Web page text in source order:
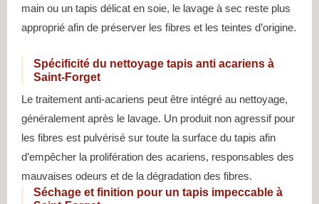
main ou un tapis délicat en soie, le lavage à sec reste plus
approprié afin de préserver les fibres et les teintes d’origine.
Spécificité du nettoyage tapis anti acariens à
Saint-Forget
Le traitement anti-acariens peut être intégré au nettoyage,
généralement après le lavage. Un produit non agressif pour
les fibres est pulvérisé sur toute la surface du tapis afin
d’empêcher la prolifération des acariens, responsables des
mauvaises odeurs et de la dégradation des fibres.
Séchage et finition pour un tapis impeccable à